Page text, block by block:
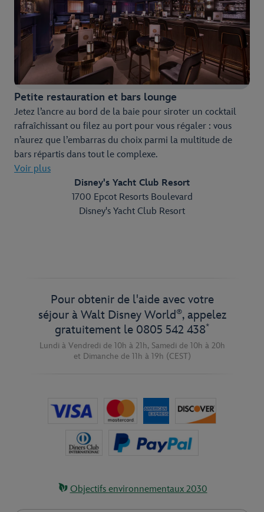
Petite restauration et bars lounge
Jetez l’ancre au bord de la baie pour siroter un cocktail
rafraîchissant ou filez au port pour vous régaler : vous
n’aurez que l’embarras du choix parmi la multitude de
bars répartis dans tout le complexe.
Voir plus
Disney's Yacht Club Resort
1700 Epcot Resorts Boulevard
Disney's Yacht Club Resort
Pour obtenir de l'aide avec votre
séjour à Walt Disney World ®, appelez
gratuitement le 0805 542 438*
Lundi à Vendredi de 10h à 21h, Samedi de 10h à 20h
et Dimanche de 11h à 19h (CEST)
Objectifs environnementaux 2030